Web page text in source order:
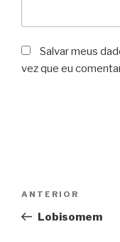
Salvar meus
vez que eu
Post
Post
anterior
ANTERIOR
Lobisomem